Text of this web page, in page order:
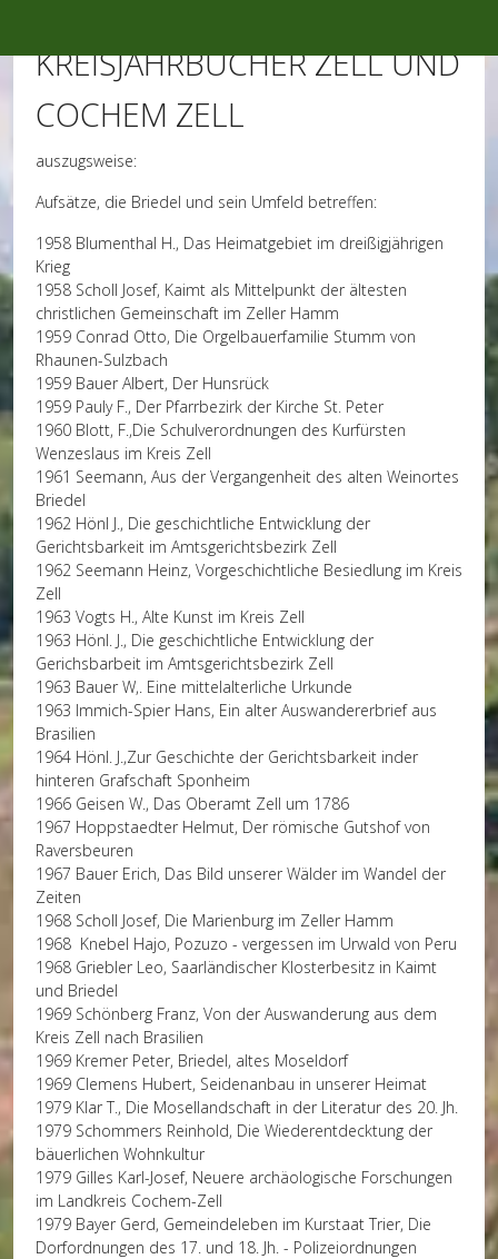
KREISJAHRBÜCHER ZELL UND
COCHEM ZELL
auszugsweise:
Aufsätze, die Briedel und sein Umfeld betreffen:
1958 Blumenthal H., Das Heimatgebiet im dreißigjährigen
Krieg
1958 Scholl Josef, Kaimt als Mittelpunkt der ältesten
christlichen Gemeinschaft im Zeller Hamm
1959 Conrad Otto, Die Orgelbauerfamilie Stumm von
Rhaunen-Sulzbach
1959 Bauer Albert, Der Hunsrück
1959 Pauly F., Der Pfarrbezirk der Kirche St. Peter
1960 Blott, F.,Die Schulverordnungen des Kurfürsten
Wenzeslaus im Kreis Zell
1961 Seemann, Aus der Vergangenheit des alten Weinortes
Briedel
1962 Hönl J., Die geschichtliche Entwicklung der
Gerichtsbarkeit im Amtsgerichtsbezirk Zell
1962 Seemann Heinz, Vorgeschichtliche Besiedlung im Kreis
Zell
1963 Vogts H., Alte Kunst im Kreis Zell
1963 Hönl. J., Die geschichtliche Entwicklung der
Gerichsbarbeit im Amtsgerichtsbezirk Zell
1963 Bauer W,. Eine mittelalterliche Urkunde
1963 Immich-Spier Hans, Ein alter Auswandererbrief aus
Brasilien
1964 Hönl. J.,Zur Geschichte der Gerichtsbarkeit inder
hinteren Grafschaft Sponheim
1966 Geisen W., Das Oberamt Zell um 1786
1967 Hoppstaedter Helmut, Der römische Gutshof von
Raversbeuren
1967 Bauer Erich, Das Bild unserer Wälder im Wandel der
Zeiten
1968 Scholl Josef, Die Marienburg im Zeller Hamm
1968 Knebel Hajo, Pozuzo - vergessen im Urwald von Peru
1968 Griebler Leo, Saarländischer Klosterbesitz in Kaimt
und Briedel
1969 Schönberg Franz, Von der Auswanderung aus dem
Kreis Zell nach Brasilien
1969 Kremer Peter, Briedel, altes Moseldorf
1969 Clemens Hubert, Seidenanbau in unserer Heimat
1979 Klar T., Die Mosellandschaft in der Literatur des 20. Jh.
1979 Schommers Reinhold, Die Wiederentdecktung der
bäuerlichen Wohnkultur
1979 Gilles Karl-Josef, Neuere archäologische Forschungen
im Landkreis Cochem-Zell
1979 Bayer Gerd, Gemeindeleben im Kurstaat Trier, Die
Dorfordnungen des 17. und 18. Jh. - Polizeiordnungen